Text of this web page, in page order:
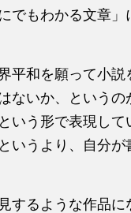
でもわかる文章
平和を願って小説
ないか、という
いう形で表現し
いうより、自分
するような作品